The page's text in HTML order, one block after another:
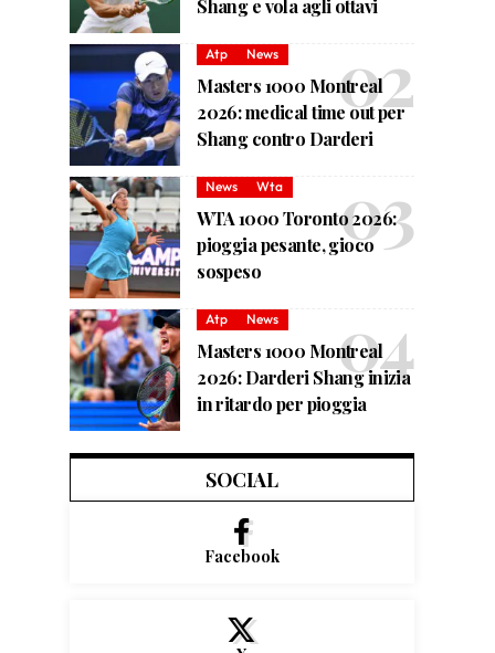
Shang e vola agli ottavi
Atp News
Masters 1000 Montreal
2026: medical time out per
Shang contro Darderi
News Wta
WTA 1000 Toronto 2026:
pioggia pesante, gioco
sospeso
Atp News
Masters 1000 Montreal
2026: Darderi Shang inizia
in ritardo per pioggia
SOCIAL
Facebook